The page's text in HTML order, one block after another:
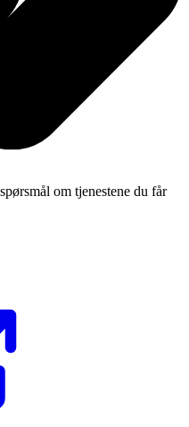
om tjenestene du får